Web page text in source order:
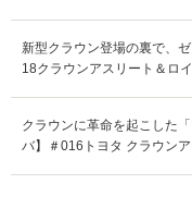
新型クラウン登場の裏で、
18クラウンアスリート＆ロ
クラウンに革命を起こした
バ】＃016トヨタ クラウンア